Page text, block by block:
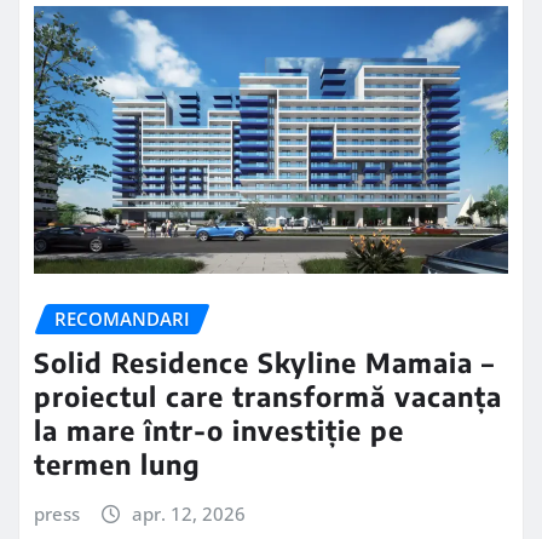
RECOMANDARI
Solid Residence Skyline Mamaia –
proiectul care transformă vacanța
la mare într-o investiție pe
termen lung
press apr. 12, 2026